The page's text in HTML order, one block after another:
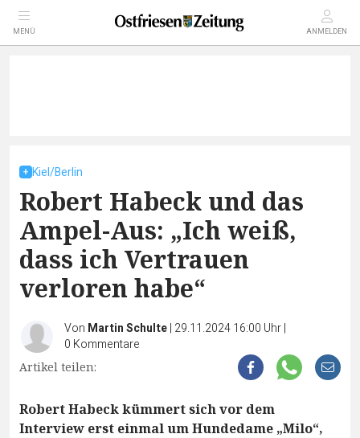
MENÜ ANMELDEN
Kiel/Berlin
Robert Habeck und das
Ampel-Aus: „Ich weiß,
dass ich Vertrauen
verloren habe“
Von Martin Schulte| 29.11.2024 16:00 Uhr|
0 Kommentare
Artikel teilen:
Robert Habeck kümmert sich vor dem
Interview erst einmal um Hundedame „Milo“,